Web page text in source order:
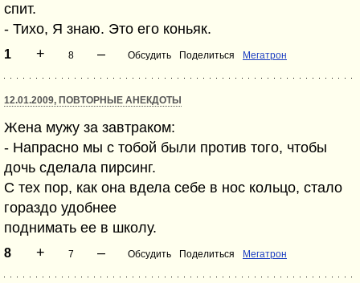
спит.
- Тихо, Я знаю. Это его коньяк.
1 + 8 – Обсудить Поделиться Мегатрон
12.01.2009, ПОВТОРНЫЕ АНЕКДОТЫ
Жена мужу за завтраком:
- Напрасно мы с тобой были против того, чтобы
дочь сделала пирсинг.
С тех пор, как она вдела себе в нос кольцо, стало
гораздо удобнее
поднимать ее в школу.
8 + 7 – Обсудить Поделиться Мегатрон